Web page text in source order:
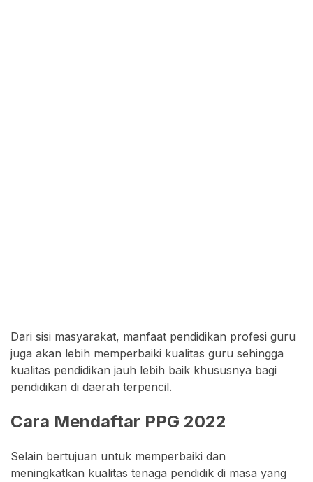
Dari sisi masyarakat, manfaat pendidikan profesi guru
juga akan lebih memperbaiki kualitas guru sehingga
kualitas pendidikan jauh lebih baik khususnya bagi
pendidikan di daerah terpencil.
Cara Mendaftar PPG 2022
Selain bertujuan untuk memperbaiki dan
meningkatkan kualitas tenaga pendidik di masa yang